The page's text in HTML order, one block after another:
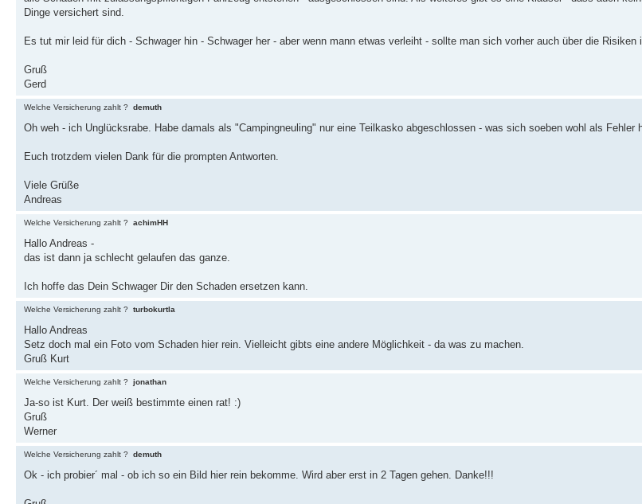
Dinge versichert sind.
Es tut mir leid für dich - Schwager hin - Schwager her - aber wenn mann etwas verleiht - sollte man sich vorher auch über die Risiken
Gruß
Gerd
Welche Versicherung zahlt ? demuth
Oh weh - ich Unglücksrabe. Habe damals als "Campingneuling" nur eine Teilkasko abgeschlossen - was sich soeben wohl als Fehler
Euch trotzdem vielen Dank für die prompten Antworten.
Viele Grüße
Andreas
Welche Versicherung zahlt ? achimHH
Hallo Andreas -
das ist dann ja schlecht gelaufen das ganze.
Ich hoffe das Dein Schwager Dir den Schaden ersetzen kann.
Welche Versicherung zahlt ? turbokurtla
Hallo Andreas
Setz doch mal ein Foto vom Schaden hier rein. Vielleicht gibts eine andere Möglichkeit - da was zu machen.
Gruß Kurt
Welche Versicherung zahlt ? jonathan
Ja-so ist Kurt. Der weiß bestimmte einen rat! :)
Gruß
Werner
Welche Versicherung zahlt ? demuth
Ok - ich probier´ mal - ob ich so ein Bild hier rein bekomme. Wird aber erst in 2 Tagen gehen. Danke!!!